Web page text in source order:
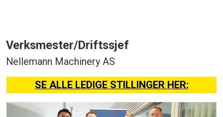
Verksmester/Driftssjef
Nellemann Machinery AS
SE ALLE LEDIGE STILLINGER HER: